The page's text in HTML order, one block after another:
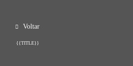
Voltar
{{TITLE}}